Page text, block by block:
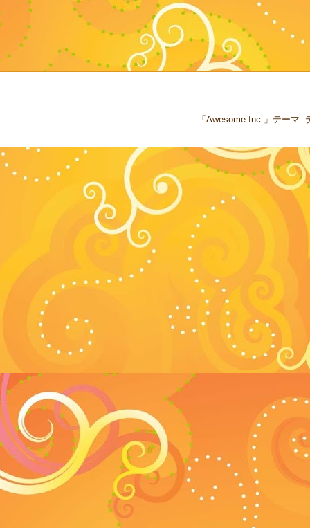
「Awesome Inc.」テーマ.